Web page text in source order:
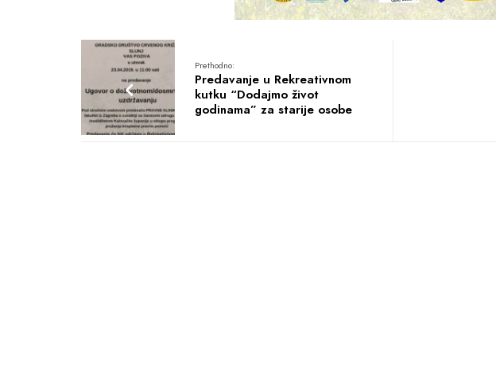
Prethodno:
Predavanje u Rekreativnom
kutku “Dodajmo život
godinama” za starije osobe